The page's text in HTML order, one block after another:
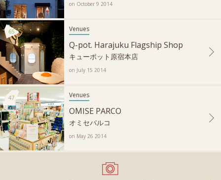
on October 9 2014
Venues
Q-pot. Harajuku Flagship Shop
キューポット原宿本店
on July 15 2014
65
Venues
OMISE PARCO
オミセパルコ
on May 26 2014
47